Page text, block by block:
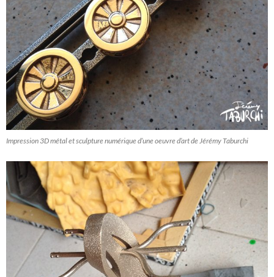
Impression 3D métal et sculpture numérique d’une oeuvre d’art de Jérémy Taburchi